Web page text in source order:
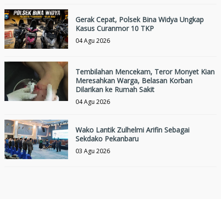
Gerak Cepat, Polsek Bina Widya Ungkap
Kasus Curanmor 10 TKP
04 Agu 2026
Tembilahan Mencekam, Teror Monyet Kian
Meresahkan Warga, Belasan Korban
Dilarikan ke Rumah Sakit
04 Agu 2026
Wako Lantik Zulhelmi Arifin Sebagai
Sekdako Pekanbaru
03 Agu 2026